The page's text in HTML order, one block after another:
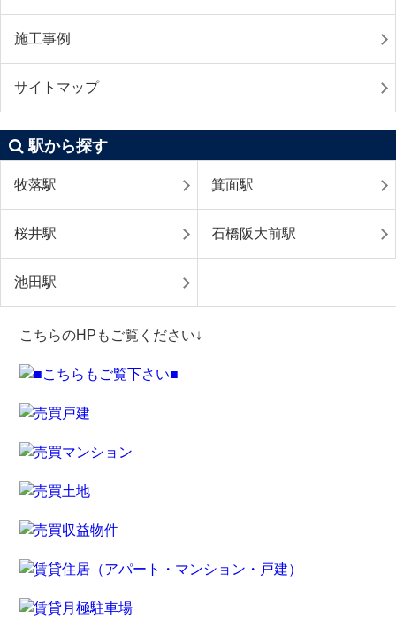
施工事例
サイトマップ
駅から探す
牧落駅 箕面駅
桜井駅 石橋阪大前駅
池田駅
こちらのHPもご覧ください↓